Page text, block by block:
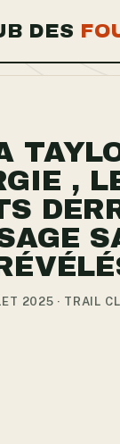
DES
,
2025 · TRAIL